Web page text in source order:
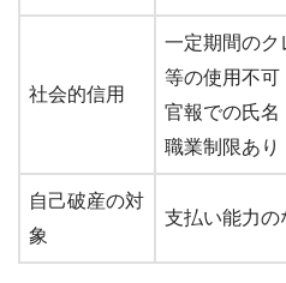
社会的信用
一定期間のク
等の使用不可
官報での氏名
職業制限あり
自己破産の対
象
支払い能力の